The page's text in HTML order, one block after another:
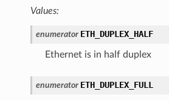
Values:
enumerator ETH_DUPLEX_HALF
Ethernet is in half duplex
enumerator ETH_DUPLEX_FULL